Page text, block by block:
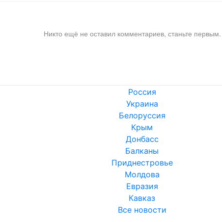
Никто ещё не оставил комментариев, станьте первым.
Россия
Украина
Белоруссия
Крым
Донбасс
Балканы
Приднестровье
Молдова
Евразия
Кавказ
Все новости